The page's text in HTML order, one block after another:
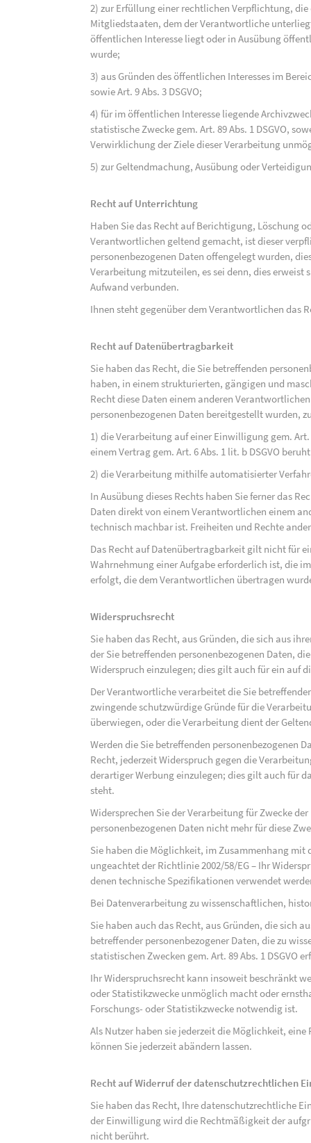
2) zur Erfüllung einer rechtlichen Verpflichtung,
Mitgliedstaaten, dem der Verantwortliche
öffentlichen Interesse liegt oder in Ausübung
wurde;
3) aus Gründen des öffentlichen Interesses im
sowie Art. 9 Abs. 3 DSGVO;
4) für im öffentlichen Interesse liegende
statistische Zwecke gem. Art. 89 Abs. 1 DSGVO,
Verwirklichung der Ziele dieser Verarbeitung
5) zur Geltendmachung, Ausübung oder
Recht auf Unterrichtung
Haben Sie das Recht auf Berichtigung, Löschung
Verantwortlichen geltend gemacht, ist dieser
personenbezogenen Daten offengelegt wurden,
Verarbeitung mitzuteilen, es sei denn, dies
Aufwand verbunden.
Ihnen steht gegenüber dem Verantwortlichen das
Recht auf Datenübertragbarkeit
Sie haben das Recht, die Sie betreffenden
haben, in einem strukturierten, gängigen und
Recht diese Daten einem anderen
personenbezogenen Daten bereitgestellt wurden,
1) die Verarbeitung auf einer Einwilligung gem. Art.
einem Vertrag gem. Art. 6 Abs. 1 lit. b DSGVO
2) die Verarbeitung mithilfe automatisierter
In Ausübung dieses Rechts haben Sie ferner das
Daten direkt von einem Verantwortlichen einem
technisch machbar ist. Freiheiten und Rechte
Das Recht auf Datenübertragbarkeit gilt nicht für
Wahrnehmung einer Aufgabe erforderlich ist, die
erfolgt, die dem Verantwortlichen übertragen
Widerspruchsrecht
Sie haben das Recht, aus Gründen, die sich aus
der Sie betreffenden personenbezogenen Daten,
Widerspruch einzulegen; dies gilt auch für ein auf
Der Verantwortliche verarbeitet die Sie
zwingende schutzwürdige Gründe für die
überwiegen, oder die Verarbeitung dient der
Werden die Sie betreffenden personenbezogenen
Recht, jederzeit Widerspruch gegen die
derartiger Werbung einzulegen; dies gilt auch für
steht.
Widersprechen Sie der Verarbeitung für Zwecke
personenbezogenen Daten nicht mehr für diese
Sie haben die Möglichkeit, im Zusammenhang
ungeachtet der Richtlinie 2002/58/EG – Ihr
denen technische Spezifikationen verwendet
Bei Datenverarbeitung zu wissenschaftlichen,
Sie haben auch das Recht, aus Gründen, die sich
betreffender personenbezogener Daten, die zu
statistischen Zwecken gem. Art. 89 Abs. 1 DSGVO
Ihr Widerspruchsrecht kann insoweit beschränkt
oder Statistikzwecke unmöglich macht oder
Forschungs- oder Statistikzwecke notwendig ist.
Als Nutzer haben sie jederzeit die Möglichkeit,
können Sie jederzeit abändern lassen.
Recht auf Widerruf der datenschutzrechtlichen
Sie haben das Recht, Ihre datenschutzrechtliche
der Einwilligung wird die Rechtmäßigkeit der
nicht berührt.